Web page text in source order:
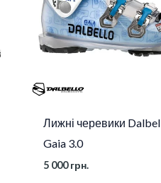
Лижні черевики
Gaia 3.0
5 000грн.